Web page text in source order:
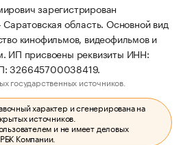
зарегистрирован
область. Основной вид
кинофильмов, видеофильмов и
ИП присвоены реквизиты ИНН:
326645700038419.
государственных источников.
характер и сгенерирована на
источников.
и не имеет деловых
Компании.